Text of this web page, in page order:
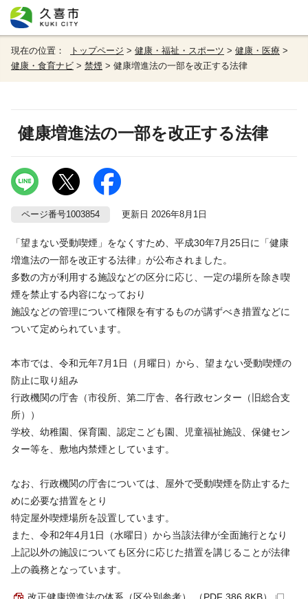
現在の位置： トップページ > 健康・福祉・スポーツ > 健康・医療 >
健康・食育ナビ > 禁煙 > 健康増進法の一部を改正する法律
健康増進法の一部を改正する法律
ページ番号1003854 更新日 2026年8月1日
「望まない受動喫煙」をなくすため、平成30年7月25日に「健康
増進法の一部を改正する法律」が公布されました。
多数の方が利用する施設などの区分に応じ、一定の場所を除き喫
煙を禁止する内容になっており
施設などの管理について権限を有するものが講ずべき措置などに
ついて定められています。
本市では、令和元年7月1日（月曜日）から、望まない受動喫煙の
防止に取り組み
行政機関の庁舎（市役所、第二庁舎、各行政センター（旧総合支
所））
学校、幼稚園、保育園、認定こども園、児童福祉施設、保健セン
ター等を、敷地内禁煙としています。
なお、行政機関の庁舎については、屋外で受動喫煙を防止するた
めに必要な措置をとり
特定屋外喫煙場所を設置しています。
また、令和2年4月1日（水曜日）から当該法律が全面施行となり
上記以外の施設についても区分に応じた措置を講じることが法律
上の義務となっています。